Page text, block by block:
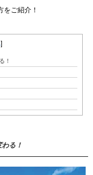
ご紹介！
！
る！